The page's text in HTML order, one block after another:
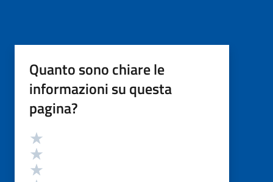
Quanto sono chiare le
informazioni su questa
pagina?
Valutazione